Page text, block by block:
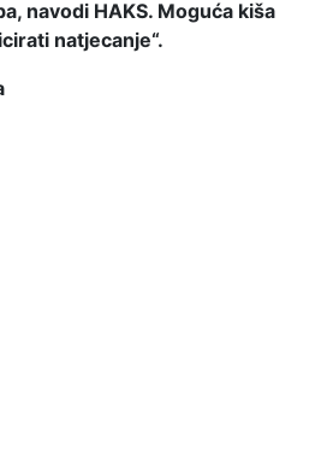
navodi HAKS. Moguća kiša
natjecanje“.